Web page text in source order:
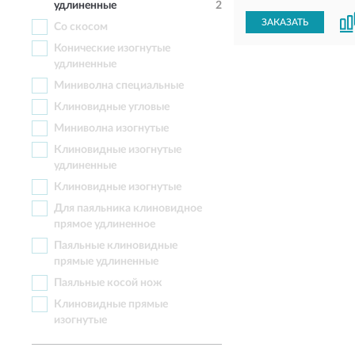
удлиненные
2
Со скосом
Конические изогнутые
удлиненные
Миниволна специальные
Клиновидные угловые
Миниволна изогнутые
Клиновидные изогнутые
удлиненные
Клиновидные изогнутые
Для паяльника клиновидное
прямое удлиненное
Паяльные клиновидные
прямые удлиненные
Паяльные косой нож
Клиновидные прямые
изогнутые
ЗАКАЗАТЬ